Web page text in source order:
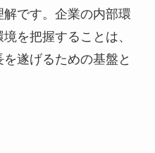
です。企業の内部環
を把握することは、
遂げるための基盤と